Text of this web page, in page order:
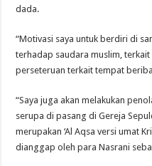
dada.
“Motivasi saya untuk berdiri di
terhadap saudara muslim,
perseteruan terkait tempat
“Saya juga akan melakukan
serupa di pasang di Gereja
merupakan ‘Al Aqsa versi umat
dianggap oleh para Nasrani